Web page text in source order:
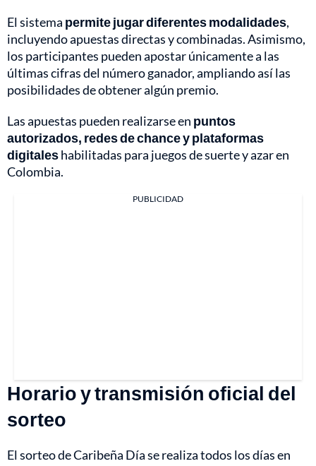
El sistema permite jugar diferentes modalidades,
incluyendo apuestas directas y combinadas. Asimismo,
los participantes pueden apostar únicamente a las
últimas cifras del número ganador, ampliando así las
posibilidades de obtener algún premio.
Las apuestas pueden realizarse en puntos
autorizados, redes de chance y plataformas
digitaleshabilitadas para juegos de suerte y azar en
Colombia.
PUBLICIDAD
Horario y transmisión oficial del
sorteo
El sorteo de Caribeña Día se realiza todos los días en